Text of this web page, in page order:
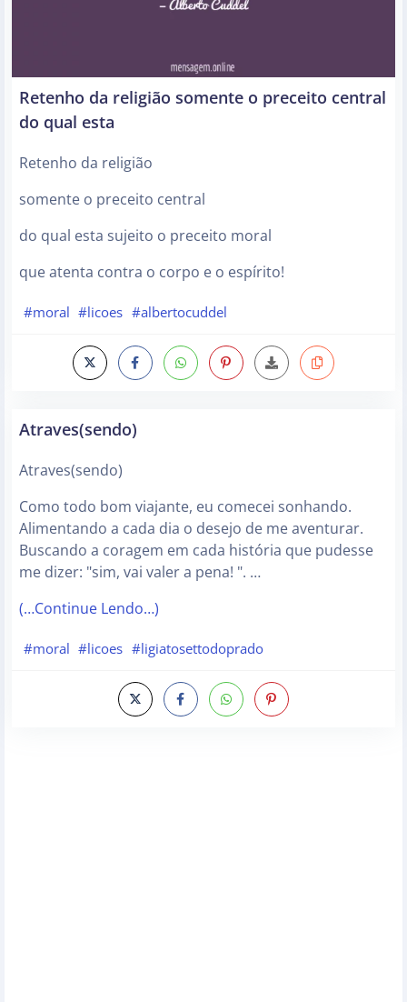
Retenho da religião somente o preceito central
do qual esta
Retenho da religião
somente o preceito central
do qual esta sujeito o preceito moral
que atenta contra o corpo e o espírito!
#moral #licoes #albertocuddel
Atraves(sendo)
Atraves(sendo)
Como todo bom viajante, eu comecei sonhando.
Alimentando a cada dia o desejo de me aventurar.
Buscando a coragem em cada história que pudesse
me dizer: "sim, vai valer a pena! ". …
(…Continue Lendo…)
#moral #licoes #ligiatosettodoprado